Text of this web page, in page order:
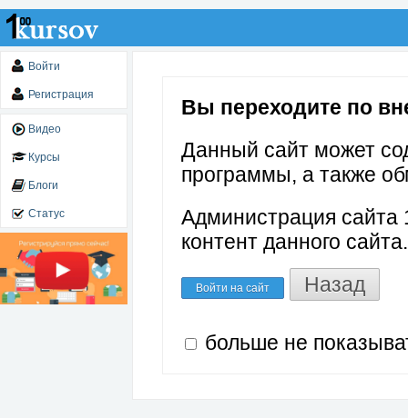
Войти
Регистрация
Видео
Курсы
Блоги
Статус
Вы переходите по
Данный сайт может
программы, а также
Администрация сайта
контент данного сайта.
Войти на сайт Назад
больше не